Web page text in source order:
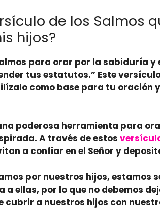
de los Salmos
hijos?
para orar por la sabiduría y
tus estatutos.” Este
como base para tu oración
poderosa herramienta para
A través de estos
a confiar en el Señor y
por nuestros hijos,
ellas, por lo que no debemos
a nuestros hijos con